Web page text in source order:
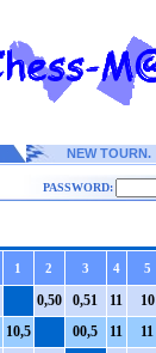
NEW TOURN.
PASSWORD:
1 2 3 4 5
0,50 0,51 11 10
10,5 00,5 11 11